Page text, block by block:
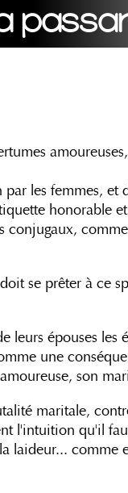
les femmes, et
honorable
se prêter à ce
épouses les
une
son
maritale,
l'intuition qu'il
laideur... comme